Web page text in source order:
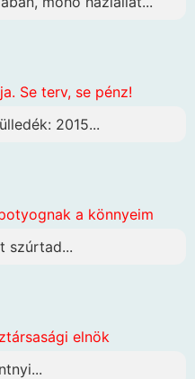
Se terv, se pénz!
2015...
a könnyeim
szúrtad...
elnök